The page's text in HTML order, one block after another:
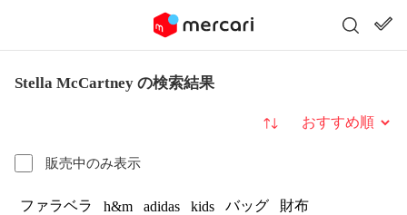
Stella McCartney の検索結果
販売中のみ表示
並び替え
ファラベラ h&m adidas kids バッグ
財布